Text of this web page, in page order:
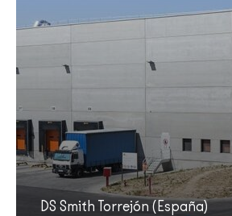
DS Smith Torrejón (España)